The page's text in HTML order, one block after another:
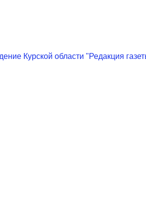
Курской области "Редакция